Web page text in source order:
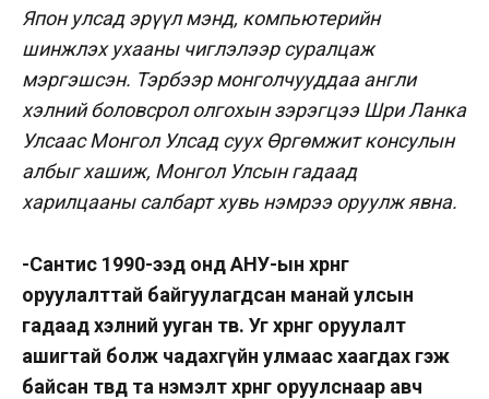
Япон улсад эрүүл мэнд, компьютерийн
шинжлэх ухааны чиглэлээр суралцаж
мэргэшсэн. Тэрбээр монголчууддаа англи
хэлний боловсрол олгохын зэрэгцээ Шри Ланка
Улсаас Монгол Улсад суух Өргөмжит консулын
албыг хашиж, Монгол Улсын гадаад
харилцааны салбарт хувь нэмрээ оруулж явна.
-Сантис 1990-ээд онд АНУ-ын хөрөнгө
оруулалттай байгуулагдсан манай улсын
гадаад хэлний ууган төв. Уг хөрөнгө оруулалт
ашигтай болж чадахгүйн улмаас хаагдах гэж
байсан төвд та нэмэлт хөрөнгө оруулснаар авч